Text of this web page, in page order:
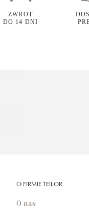
ZWROT
DO 14 DNI
O FIRMIE TEILOR
O nas